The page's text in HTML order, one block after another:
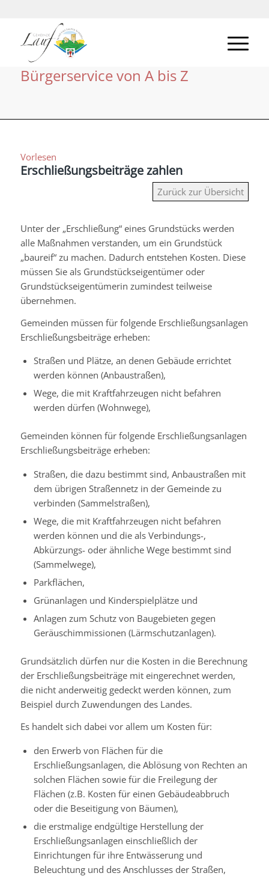
Bürgerservice von A bis Z
Vorlesen
Erschließungsbeiträge zahlen
Zurück zur Übersicht
Unter der „Erschließung“ eines Grundstücks werden
alle Maßnahmen verstanden, um ein Grundstück
„baureif“ zu machen. Dadurch entstehen Kosten. Diese
müssen Sie als Grundstückseigentümer oder
Grundstückseigentümerin zumindest teilweise
übernehmen.
Gemeinden müssen für folgende Erschließungsanlagen
Erschließungsbeiträge erheben:
Straßen und Plätze, an denen Gebäude errichtet
werden können (Anbaustraßen),
Wege, die mit Kraftfahrzeugen nicht befahren
werden dürfen (Wohnwege),
Gemeinden können für folgende Erschließungsanlagen
Erschließungsbeiträge erheben:
Straßen, die dazu bestimmt sind, Anbaustraßen mit
dem übrigen Straßennetz in der Gemeinde zu
verbinden (Sammelstraßen),
Wege, die mit Kraftfahrzeugen nicht befahren
werden können und die als Verbindungs-,
Abkürzungs- oder ähnliche Wege bestimmt sind
(Sammelwege),
Parkflächen,
Grünanlagen und Kinderspielplätze und
Anlagen zum Schutz von Baugebieten gegen
Geräuschimmissionen (Lärmschutzanlagen).
Grundsätzlich dürfen nur die Kosten in die Berechnung
der Erschließungsbeiträge mit eingerechnet werden,
die nicht anderweitig gedeckt werden können, zum
Beispiel durch Zuwendungen des Landes.
Es handelt sich dabei vor allem um Kosten für:
den Erwerb von Flächen für die
Erschließungsanlagen, die Ablösung von Rechten an
solchen Flächen sowie für die Freilegung der
Flächen (z.B. Kosten für einen Gebäudeabbruch
oder die Beseitigung von Bäumen),
die erstmalige endgültige Herstellung der
Erschließungsanlagen einschließlich der
Einrichtungen für ihre Entwässerung und
Beleuchtung und des Anschlusses der Straßen,